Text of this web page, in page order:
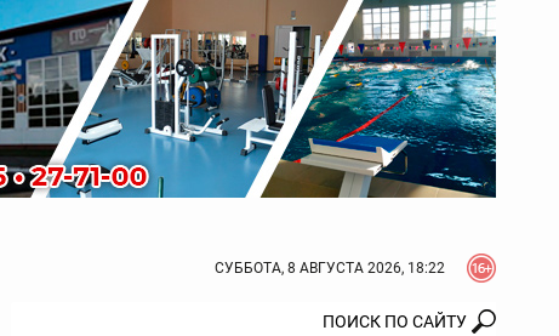
СУББОТА, 8 АВГУСТА 2026, 18:22